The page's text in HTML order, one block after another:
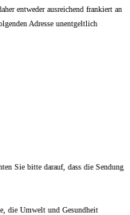
entweder ausreichend frankiert an
Adresse unentgeltlich
Sie bitte darauf, dass die Sendung
die Umwelt und Gesundheit